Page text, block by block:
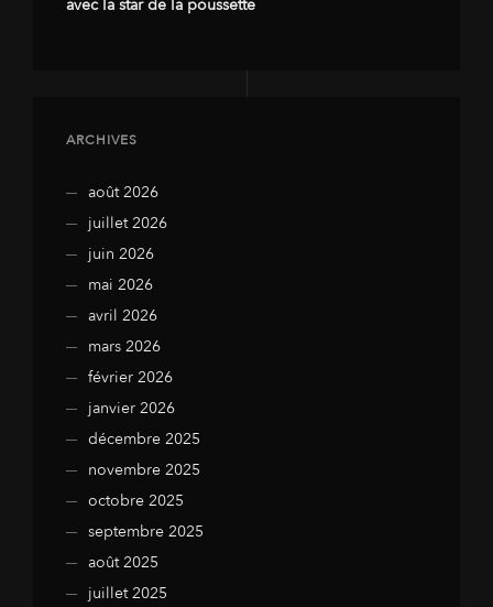
avec la star de la poussette
ARCHIVES
août 2026
juillet 2026
juin 2026
mai 2026
avril 2026
mars 2026
février 2026
janvier 2026
décembre 2025
novembre 2025
octobre 2025
septembre 2025
août 2025
juillet 2025